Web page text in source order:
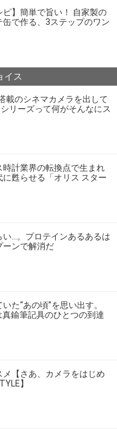
ピ】簡単で旨い！ 自家製の
で作る、3ステップのワン
イス
載のシネマカメラを出して
リーズって何がそんなにス
計業界の転換点で生まれ
甦らせる「オリス スター
…。プロテインあるあるは
ーンで解消だ
た“あの頃”を思い出す。
鍮筆記具のひとつの到達
【さあ、カメラをはじめ
】